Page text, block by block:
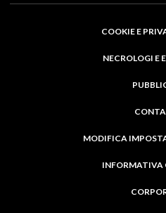
COOKIE E
NECROLOGI E
MODIFICA
INFORMATIVA